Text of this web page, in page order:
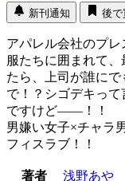
新刊通知 後で
アパレル会社のプ
服たちに囲まれて
たら、上司が誰に
で！？シゴデキっ
ですけど――！！
男嫌い女子×チャラ
フィスラブ！！
著者 浅野あや